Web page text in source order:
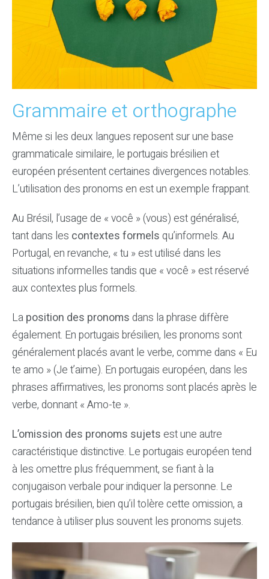
Grammaire et orthographe
Même si les deux langues reposent sur une base
grammaticale similaire, le portugais brésilien et
européen présentent certaines divergences notables.
L’utilisation des pronoms en est un exemple frappant.
Au Brésil, l’usage de « você » (vous) est généralisé,
tant dans les contextes formels qu’informels. Au
Portugal, en revanche, « tu » est utilisé dans les
situations informelles tandis que « você » est réservé
aux contextes plus formels.
La position des pronoms dans la phrase diffère
également. En portugais brésilien, les pronoms sont
généralement placés avant le verbe, comme dans « Eu
te amo » (Je t’aime). En portugais européen, dans les
phrases affirmatives, les pronoms sont placés après le
verbe, donnant « Amo-te ».
L’omission des pronoms sujets est une autre
caractéristique distinctive. Le portugais européen tend
à les omettre plus fréquemment, se fiant à la
conjugaison verbale pour indiquer la personne. Le
portugais brésilien, bien qu’il tolère cette omission, a
tendance à utiliser plus souvent les pronoms sujets.